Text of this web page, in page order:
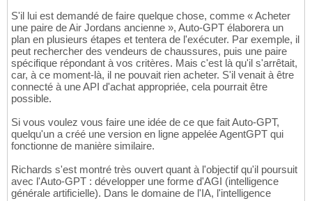
S'il lui est demandé de faire quelque chose, comme « Acheter
une paire de Air Jordans ancienne », Auto-GPT élaborera un
plan en plusieurs étapes et tentera de l'exécuter. Par exemple, il
peut rechercher des vendeurs de chaussures, puis une paire
spécifique répondant à vos critères. Mais c'est là qu'il s'arrêtait,
car, à ce moment-là, il ne pouvait rien acheter. S'il venait à être
connecté à une API d'achat appropriée, cela pourrait être
possible.
Si vous voulez vous faire une idée de ce que fait Auto-GPT,
quelqu'un a créé une version en ligne appelée AgentGPT qui
fonctionne de manière similaire.
Richards s'est montré très ouvert quant à l'objectif qu'il poursuit
avec l'Auto-GPT : développer une forme d'AGI (intelligence
générale artificielle). Dans le domaine de l'IA, l'intelligence